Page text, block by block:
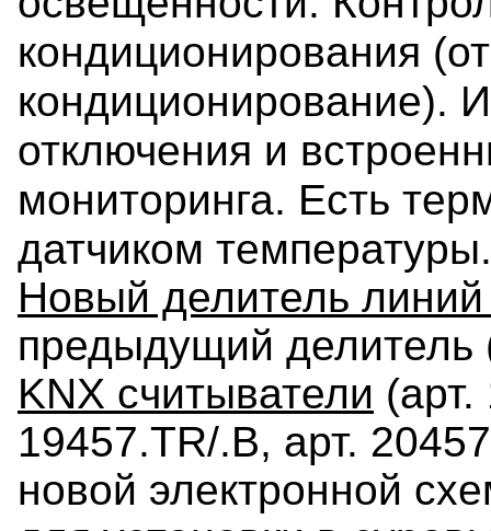
кондиционирования
кондиционирование).
отключения и
мониторинга. Есть
датчиком
Новый делитель
предыдущий
KNX считыватели
19457.TR/.B, арт.
новой электронной